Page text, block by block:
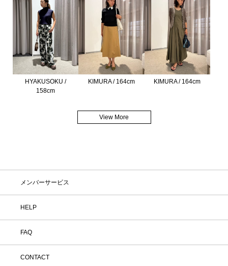
HYAKUSOKU /
158cm
KIMURA / 164cm KIMURA / 164cm
View More
メンバーサービス
HELP
FAQ
CONTACT